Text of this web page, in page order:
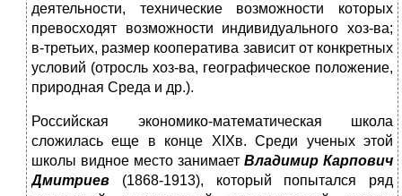
деятельности, технические возможности которых
превосходят возможности индивидуального хоз-ва;
в-третьих, размер кооператива зависит от конкретных
условий (отросль хоз-ва, географическое положение,
природная Среда и др.).
Российская экономико-математическая школа
сложилась еще в конце XIXв. Среди ученых этой
школы видное место занимает Владимир Карпович
Дмитриев (1868-1913), который попытался ряд